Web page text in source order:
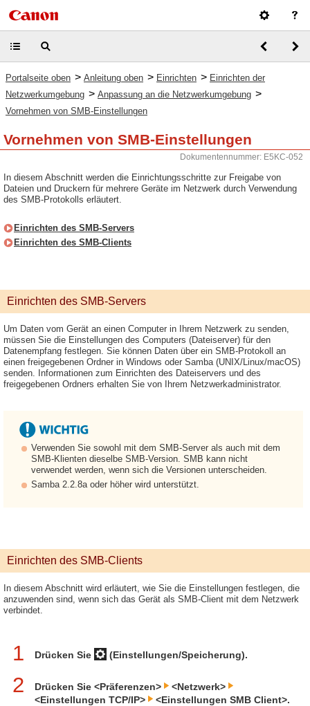
Portalseite oben > Anleitung oben > Einrichten > Einrichten der
Netzwerkumgebung > Anpassung an die Netzwerkumgebung >
Vornehmen von SMB-Einstellungen
Vornehmen von SMB-Einstellungen
Dokumentennummer: E5KC-052
In diesem Abschnitt werden die Einrichtungsschritte zur Freigabe von
Dateien und Druckern für mehrere Geräte im Netzwerk durch Verwendung
des SMB-Protokolls erläutert.
Einrichten des SMB-Servers
Einrichten des SMB-Clients
Einrichten des SMB-Servers
Um Daten vom Gerät an einen Computer in Ihrem Netzwerk zu senden,
müssen Sie die Einstellungen des Computers (Dateiserver) für den
Datenempfang festlegen. Sie können Daten über ein SMB-Protokoll an
einen freigegebenen Ordner in Windows oder Samba (UNIX/Linux/macOS)
senden. Informationen zum Einrichten des Dateiservers und des
freigegebenen Ordners erhalten Sie von Ihrem Netzwerkadministrator.
Verwenden Sie sowohl mit dem SMB-Server als auch mit dem
SMB-Klienten dieselbe SMB-Version. SMB kann nicht
verwendet werden, wenn sich die Versionen unterscheiden.
Samba 2.2.8a oder höher wird unterstützt.
Einrichten des SMB-Clients
In diesem Abschnitt wird erläutert, wie Sie die Einstellungen festlegen, die
anzuwenden sind, wenn sich das Gerät als SMB-Client mit dem Netzwerk
verbindet.
1 Drücken Sie (Einstellungen/Speicherung).
2 Drücken Sie <Präferenzen>
<Netzwerk>
<Einstellungen TCP/IP>
<Einstellungen SMB Client>.